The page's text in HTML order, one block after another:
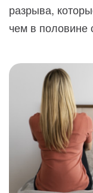
разрыва,
чем в половине